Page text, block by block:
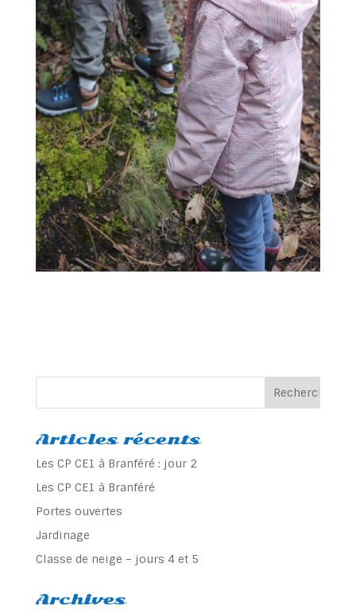
Articles récents
Les CP CE1 à Branféré : jour 2
Les CP CE1 à Branféré
Portes ouvertes
Jardinage
Classe de neige – jours 4 et 5
Archives